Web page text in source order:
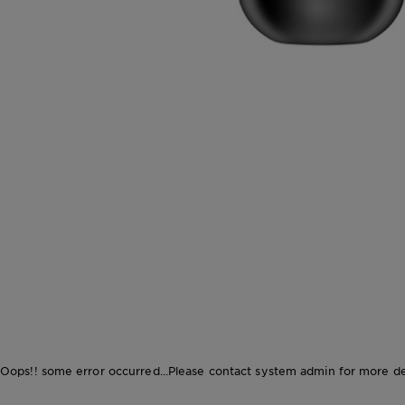
Oops!! some error occurred...Please contact system admin for more